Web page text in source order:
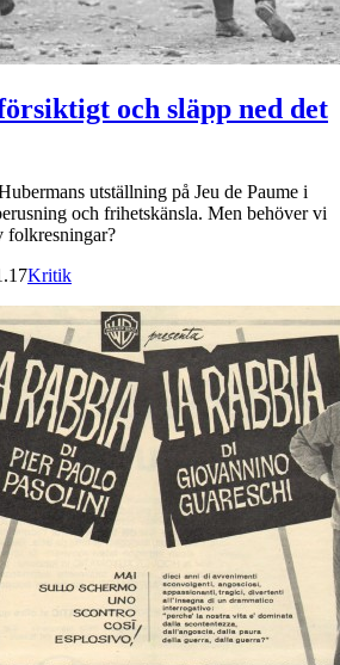
och släpp ned det
utställning på Jeu de Paume i
och frihetskänsla. Men behöver vi
folkresningar?
Kritik